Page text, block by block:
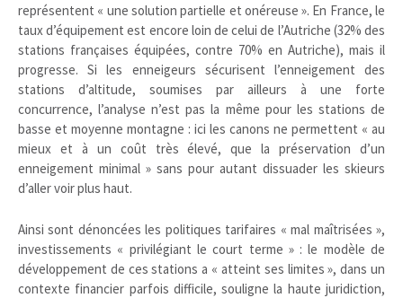
représentent « une solution partielle et onéreuse ». En France, le
taux d’équipement est encore loin de celui de l’Autriche (32% des
stations françaises équipées, contre 70% en Autriche), mais il
progresse. Si les enneigeurs sécurisent l’enneigement des
stations d’altitude, soumises par ailleurs à une forte
concurrence, l’analyse n’est pas la même pour les stations de
basse et moyenne montagne : ici les canons ne permettent « au
mieux et à un coût très élevé, que la préservation d’un
enneigement minimal » sans pour autant dissuader les skieurs
d’aller voir plus haut.
Ainsi sont dénoncées les politiques tarifaires « mal maîtrisées »,
investissements « privilégiant le court terme » : le modèle de
développement de ces stations a « atteint ses limites », dans un
contexte financier parfois difficile, souligne la haute juridiction,